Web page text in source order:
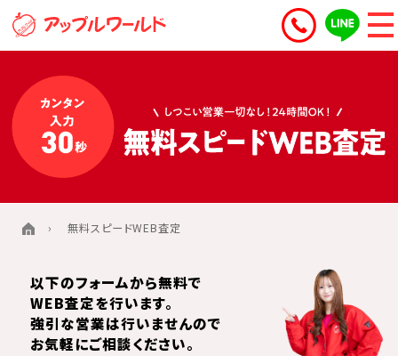
無料スピードWEB査定
以下のフォームから無料で
WEB査定を行います。
強引な営業は行いませんので
お気軽にご相談ください。